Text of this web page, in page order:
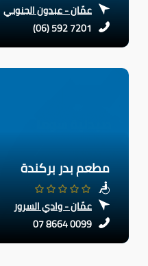
عمّان - عبدون الجنوبي
(06) 592 7201
مطعم بدر بركندة
عمّان - وادي السرور
07 8664 0099